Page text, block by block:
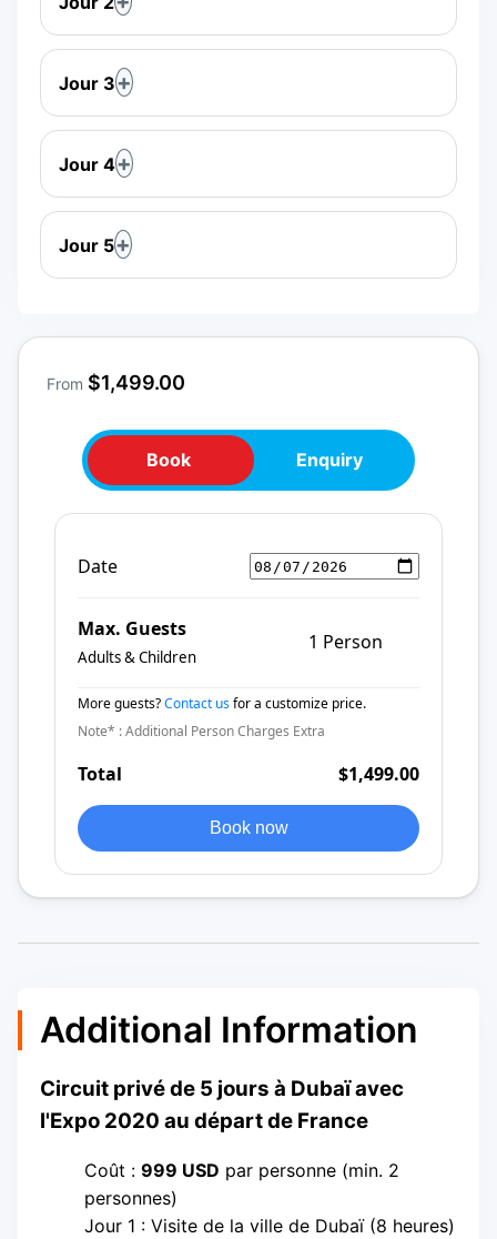
Jour 3
Jour 4
Jour 5
From $1,499.00
Book Enquiry
Date
Max. Guests
Adults & Children
1 Person
More guests?Contact usfor a customize price.
Note* : Additional Person Charges Extra
Total $1,499.00
Book now
Additional Information
Circuit privé de 5 jours à Dubaï avec
l'Expo 2020 au départ de France
Coût : 999 USD par personne (min. 2
personnes)
Jour 1 : Visite de la ville de Dubaï (8 heures)